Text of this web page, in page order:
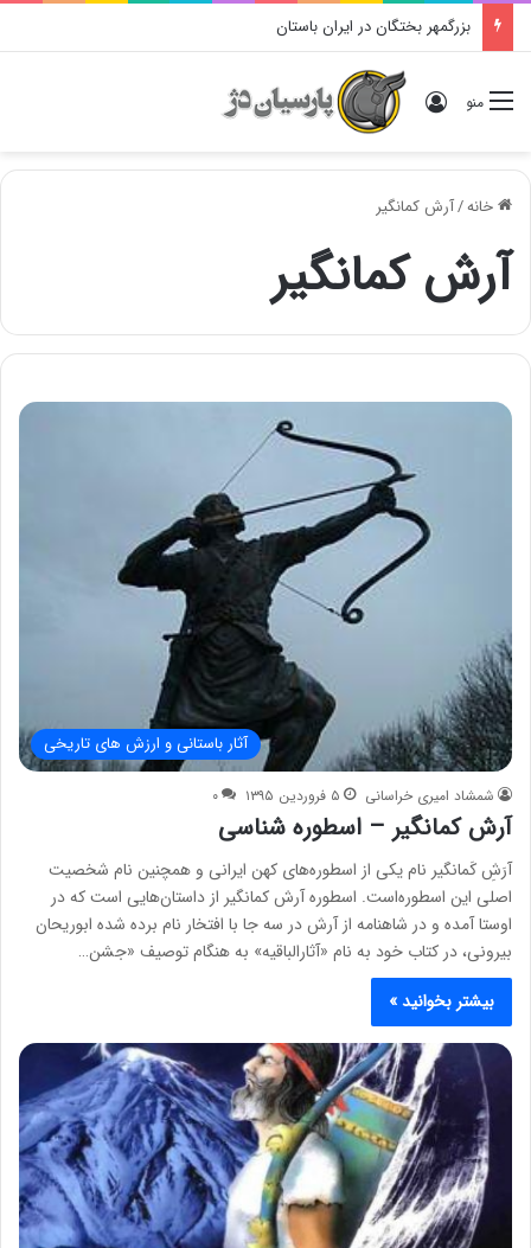
بزرگمهر بختگان در ایران باستان
منو ورود
خانه/آرش کمانگیر
آرش کمانگیر
آثار باستانی و ارزش های تاریخی
شمشاد امیری خراسانی ۵ فروردین ۱۳۹۵ ۰
آرش کمانگیر – اسطوره شناسی
آرَشِ کَمانگیر نام یکی از اسطوره‌های کهن ایرانی و همچنین نام شخصیت
اصلی این اسطوره‌است. اسطوره آرش کمانگیر از داستان‌هایی است که در
اوستا آمده و در شاهنامه از آرش در سه جا با افتخار نام برده شده ابوریحان
بیرونی، در کتاب خود به نام «آثارالباقیه» به هنگام توصیف «جشن…
بیشتر بخوانید »